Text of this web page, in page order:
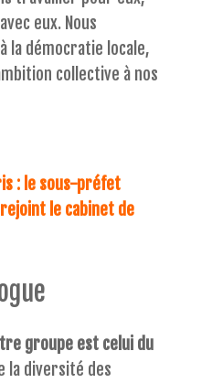
eux. Nous
la démocratie locale,
collective à nos
: le sous-préfet
le cabinet de
groupe est celui du
la diversité des